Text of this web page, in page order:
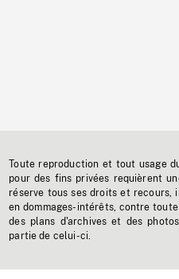
Toute reproduction et tout usage
pour des fins privées requièrent
réserve tous ses droits et
en dommages-intérêts, contre
des plans d'archives et des
partie de celui-ci.